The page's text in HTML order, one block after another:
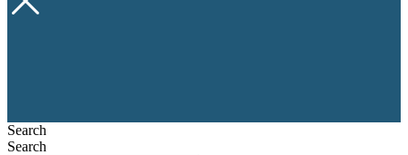
Search
Search